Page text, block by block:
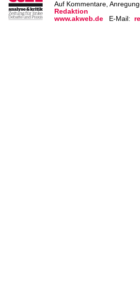
Auf Kommentare,
Redaktion
www.akweb.de E-Mail: